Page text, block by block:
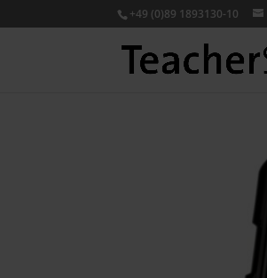
+49 (0)89 1893130-10